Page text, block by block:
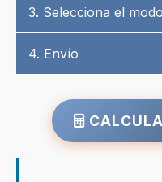
3. Selecciona el
4. Envío